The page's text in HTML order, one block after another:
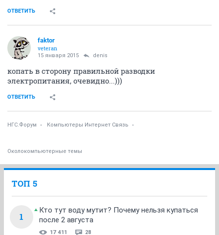
ОТВЕТИТЬ
faktor
veteran
15 января 2015 denis
копать в сторону правильной разводки
электропитания, очевидно...)))
ОТВЕТИТЬ
НГС.Форум Компьютеры Интернет Связь
Околокомпьютерные темы
ТОП 5
1
Кто тут воду мутит? Почему нельзя купаться
после 2 августа
17 411 28